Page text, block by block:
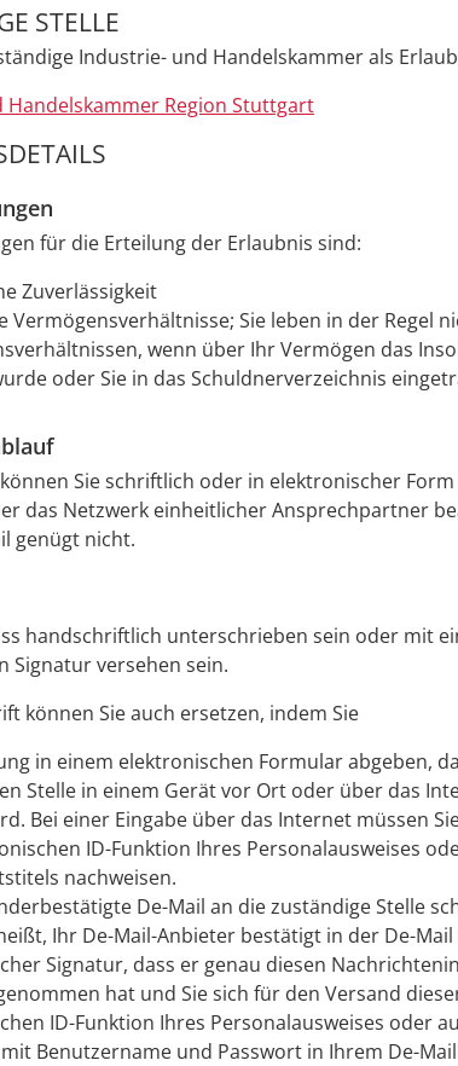
STELLE
Industrie- und Handelskammer als
Handelskammer Region Stuttgart
für die Erteilung der Erlaubnis sind:
Zuverlässigkeit
Vermögensverhältnisse; Sie leben in der Regel
wenn über Ihr Vermögen das
oder Sie in das Schuldnerverzeichnis
Sie schriftlich oder in elektronischer
das Netzwerk einheitlicher Ansprechpartner
genügt nicht.
handschriftlich unterschrieben sein oder mit
Signatur versehen sein.
können Sie auch ersetzen, indem Sie
in einem elektronischen Formular abgeben,
Stelle in einem Gerät vor Ort oder über das
Bei einer Eingabe über das Internet müssen
ID-Funktion Ihres Personalausweises
nachweisen.
De-Mail an die zuständige Stelle
Ihr De-Mail-Anbieter bestätigt in der De-
Signatur, dass er genau diesen
hat und Sie sich für den Versand
ID-Funktion Ihres Personalausweises oder
Benutzername und Passwort in Ihrem De-